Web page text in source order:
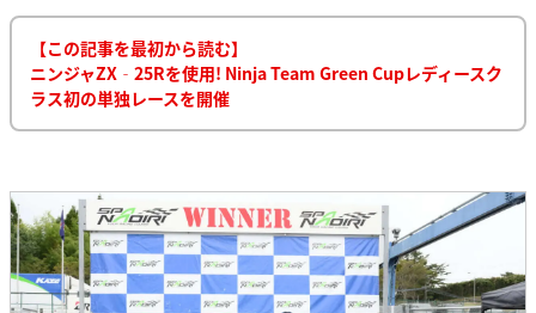
【この記事を最初から読む】
ニンジャZX‐25Rを使用! Ninja Team Green Cupレディースク
ラス初の単独レースを開催